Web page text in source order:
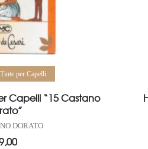
carrello
per Capelli
Capelli “15 Castano
DORATO